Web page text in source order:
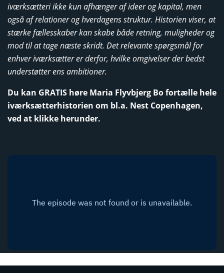
iværksætteri ikke kun afhænger af ideer og kapital, men
også af relationer og hverdagens struktur. Historien viser, at
stærke fællesskaber kan skabe både retning, muligheder og
mod til at tage næste skridt. Det relevante spørgsmål for
enhver iværksætter er derfor, hvilke omgivelser der bedst
understøtter ens ambitioner.
Du kan GRATIS høre Maria Flyvbjerg Bo fortælle hele
iværksætterhistorien om bl.a. Nest Copenhagen,
ved at klikke herunder.